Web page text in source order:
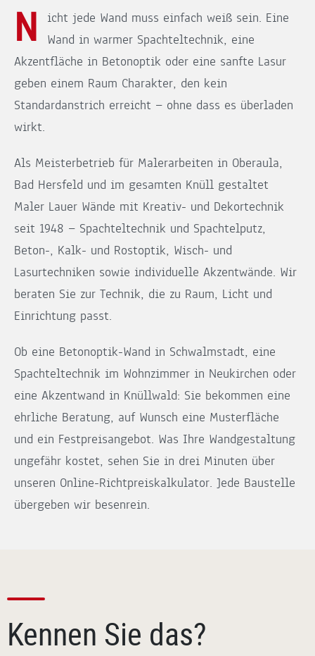
N
icht jede Wand muss einfach weiß sein. Eine
Wand in warmer Spachteltechnik, eine
Akzentfläche in Betonoptik oder eine sanfte Lasur
geben einem Raum Charakter, den kein
Standardanstrich erreicht — ohne dass es überladen
wirkt.
Als Meisterbetrieb für Malerarbeiten in Oberaula,
Bad Hersfeld und im gesamten Knüll gestaltet
Maler Lauer Wände mit Kreativ- und Dekortechnik
seit 1948 — Spachteltechnik und Spachtelputz,
Beton-, Kalk- und Rostoptik, Wisch- und
Lasurtechniken sowie individuelle Akzentwände. Wir
beraten Sie zur Technik, die zu Raum, Licht und
Einrichtung passt.
Ob eine Betonoptik-Wand in Schwalmstadt, eine
Spachteltechnik im Wohnzimmer in Neukirchen oder
eine Akzentwand in Knüllwald: Sie bekommen eine
ehrliche Beratung, auf Wunsch eine Musterfläche
und ein Festpreisangebot. Was Ihre Wandgestaltung
ungefähr kostet, sehen Sie in drei Minuten über
unseren Online-Richtpreiskalkulator. Jede Baustelle
übergeben wir besenrein.
Kennen Sie das?